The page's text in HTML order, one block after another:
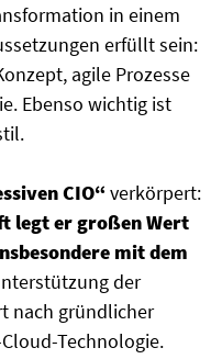
in einem
erfüllt sein:
agile Prozesse
Ebenso wichtig ist
CIO“ verkörpert:
legt er großen Wert
mit dem
der
nach gründlicher
Technologie.